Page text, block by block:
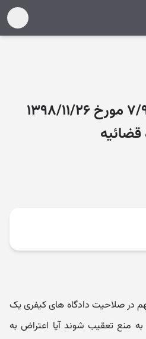
نظر مشورتی ۷/۹۸/۹۸۰ مورخ ۱۳۹۸/۱۱/۲۶
در صلاحیت دادگاه های کیفری یک
منع تعقیب شوند آیا اعتراض به